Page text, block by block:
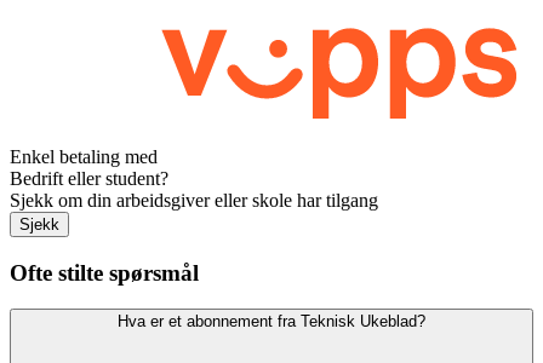
Enkel betaling med
Bedrift eller student?
Sjekk om din arbeidsgiver eller skole har tilgang
Sjekk
Ofte stilte spørsmål
Hva er et abonnement fra Teknisk Ukeblad?